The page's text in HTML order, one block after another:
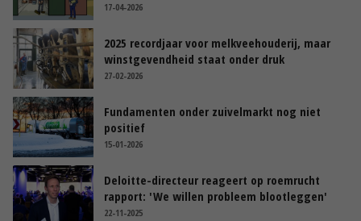
17-04-2026
2025 recordjaar voor melkveehouderij, maar
winstgevendheid staat onder druk
27-02-2026
Fundamenten onder zuivelmarkt nog niet
positief
15-01-2026
Deloitte-directeur reageert op roemrucht
rapport: 'We willen probleem blootleggen'
22-11-2025